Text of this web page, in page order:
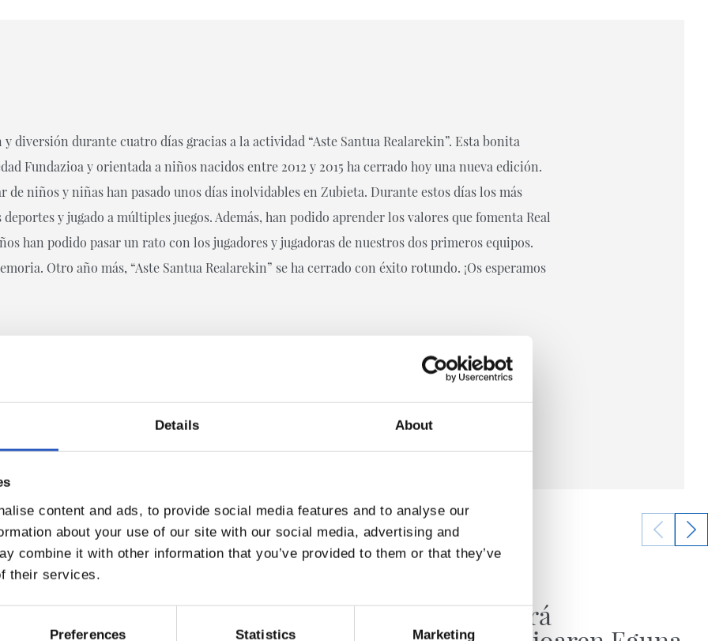
Details About
content and ads, to provide social media features and to analyse our
about your use of our site with our social media, advertising and
combine it with other information that you’ve provided to them or that they’ve
their services.
Preferences Statistics Marketing
diversión durante cuatro días gracias a la actividad “Aste Santua Realarekin”. Esta bonita
Fundazioa y orientada a niños nacidos entre 2012 y 2015 ha cerrado hoy una nueva edición.
de niños y niñas han pasado unos días inolvidables en Zubieta. Durante estos días los más
y jugado a múltiples juegos. Además, han podido aprender los valores que fomenta Real
han podido pasar un rato con los jugadores y jugadoras de nuestros dos primeros equipos.
Otro año más, “Aste Santua Realarekin” se ha cerrado con éxito rotundo. ¡Os esperamos
última Recordando vida No habrá